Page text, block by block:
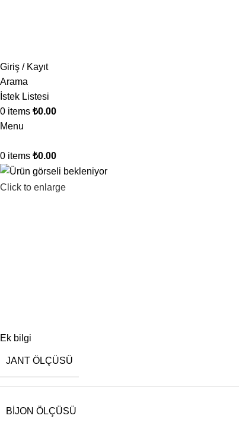
Giriş / Kayıt
Arama
İstek Listesi
0 items ₺0.00
Menu
0 items ₺0.00
Click to enlarge
Ek bilgi
JANT ÖLÇÜSÜ
BIJON ÖLÇÜSÜ